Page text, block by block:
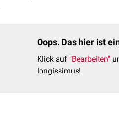
Oops. Das hier ist
Klick auf "Bearbeiten"
longissimus!